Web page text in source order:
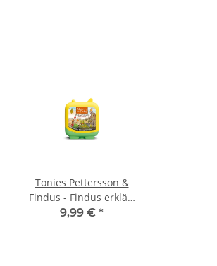
Tonies Pettersson &
Findus - Findus erklärt
die Welt - Mein
9,99 € *